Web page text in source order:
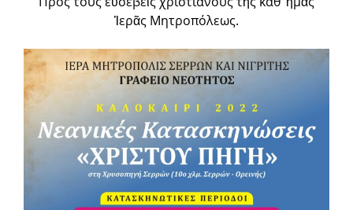
Ἱερᾶς Μητροπόλεως.